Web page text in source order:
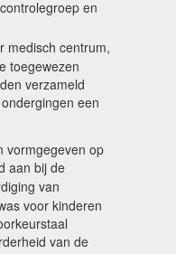
en
medisch centrum,
toegewezen
verzameld
een
vormgegeven op
aan bij de
van
voor kinderen
van de